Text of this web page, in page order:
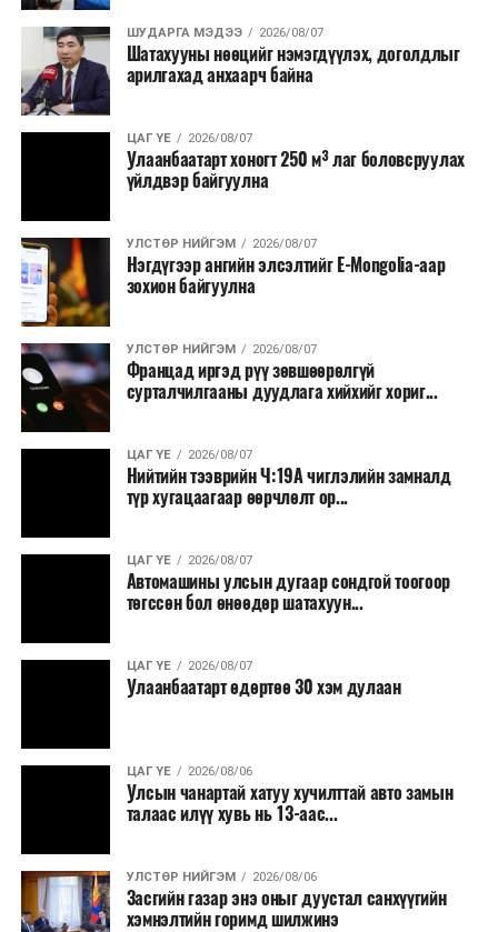
онд зохион байгуулагдсан. Түүнээс хойш жил бүр
тасралтгүй зохион байгуулагдаж ирсэн бөгөөд АНУ-
ын Эх орончдын өдөрт зориулан дөрөвдүгээр сарын
гурав дахь Даваа гаригт уламжлал болгон явуулдаг.
Олон улсын марафоны тэмцээнүүд дундаас нэр
хүндээрээ тэргүүлэх энэхүү уралдаанд оролцохын
тулд гүйгчид тодорхой босго хугацаа давсан байх
шаардлагатай нь онцлог юм.
ШУДАРГА МЭДЭЭ 2026/08/07
Шатахууны нөөцийг нэмэгдүүлэх, доголдлыг
арилгахад анхаарч байна
ЦАГ ҮЕ 2026/08/07
Улаанбаатарт хоногт 250 м³ лаг боловсруулах
үйлдвэр байгуулна
УЛСТӨР НИЙГЭМ 2026/08/07
Нэгдүгээр ангийн элсэлтийг E-Mongolia-аар
зохион байгуулна
УЛСТӨР НИЙГЭМ 2026/08/07
Францад иргэд рүү зөвшөөрөлгүй
сурталчилгааны дуудлага хийхийг хориг...
ЦАГ ҮЕ 2026/08/07
Нийтийн тээврийн Ч:19А чиглэлийн замналд
түр хугацаагаар өөрчлөлт ор...
ЦАГ ҮЕ 2026/08/07
Автомашины улсын дугаар сондгой тоогоор
төгссөн бол өнөөдөр шатахуун...
ЦАГ ҮЕ 2026/08/07
Улаанбаатарт өдөртөө 30 хэм дулаан
ЦАГ ҮЕ 2026/08/06
Улсын чанартай хатуу хучилттай авто замын
талаас илүү хувь нь 13-аас...
УЛСТӨР НИЙГЭМ 2026/08/06
Засгийн газар энэ оныг дуустал санхүүгийн
хэмнэлтийн горимд шилжинэ